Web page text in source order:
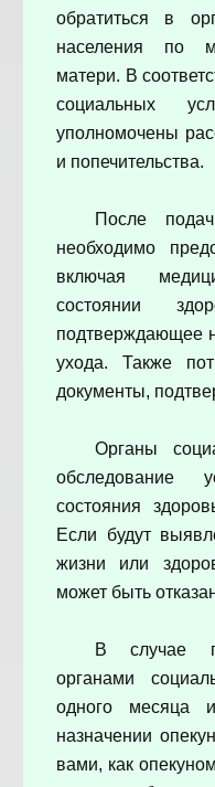
обратиться в
населения по
матери. В
социальных
уполномочены
и попечительства.
После
необходимо
включая
состоянии
подтверждающее
ухода. Также
документы,
Органы
обследование
состояния
Если будут
жизни или
может быть
В случае
органами
одного месяца
назначении
вами, как